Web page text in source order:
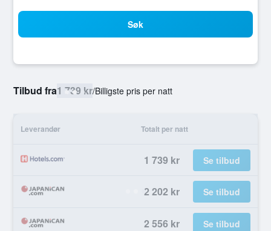
Søk
Tilbud fra1 739 kr/Billigste pris per natt
Leverandør Totalt per natt
1 739 kr Se tilbud
2 202 kr Se tilbud
2 556 kr Se tilbud